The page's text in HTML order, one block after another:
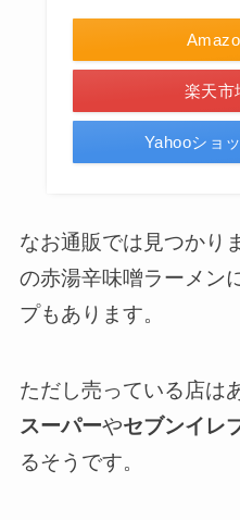
楽天市
Yahooショ
なお通販では見つかり
の赤湯辛味噌ラーメン
プもあります。
ただし売っている店は
スーパーやセブンイレ
るそうです。